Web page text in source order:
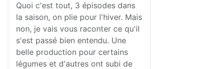
Quoi c'est tout, 3 épisodes dans
la saison, on plie pour l'hiver. Mais
non, je vais vous raconter ce qu'il
s'est passé bien entendu. Une
belle production pour certains
légumes et d'autres ont subi de